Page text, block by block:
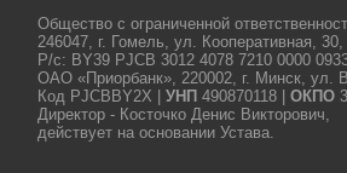
Общество с ограниченной
246047, г. Гомель, ул. Кооперативная,
Р/с: BY39 PJCB 3012 4078 7210 0000
ОАО «Приорбанк», 220002, г. Минск, ул.
Код PJCBBY2X |УНП 490870118 |ОКПО
Директор - Косточко Денис Викторович,
действует на основании Устава.